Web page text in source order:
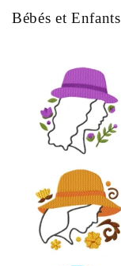
Bébés et Enfants